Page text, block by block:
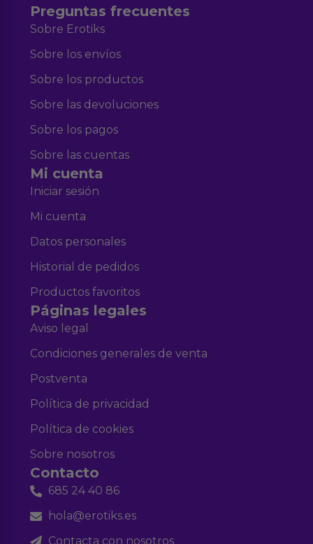
Preguntas frecuentes
Sobre Erotiks
Sobre los envíos
Sobre los productos
Sobre las devoluciones
Sobre los pagos
Sobre las cuentas
Mi cuenta
Iniciar sesión
Mi cuenta
Datos personales
Historial de pedidos
Productos favoritos
Páginas legales
Aviso legal
Condiciones generales de venta
Postventa
Política de privacidad
Política de cookies
Sobre nosotros
Contacto
685 24 40 86
hola@erotiks.es
Contacta con nosotros